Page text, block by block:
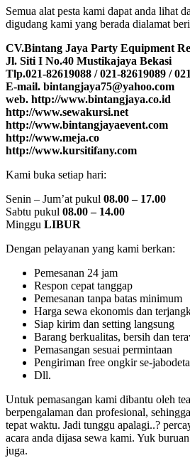
Semua alat pesta kami dapat anda lihat
digudang kami yang berada dialamat
CV.Bintang Jaya Party Equipment
Jl. Siti I No.40 Mustikajaya Bekasi
Tlp.021-82619088 / 021-82619089 /
E-mail. bintangjaya75@yahoo.com
web. http://www.bintangjaya.co.id
http://www.sewakursi.net
http://www.bintangjayaevent.com
http://www.meja.co
http://www.kursitifany.com
Kami buka setiap hari:
Senin – Jum’at pukul 08.00 – 17.00
Sabtu pukul 08.00 – 14.00
Minggu LIBUR
Dengan pelayanan yang kami berkan:
Pemesanan 24 jam
Respon cepat tanggap
Pemesanan tanpa batas minimum
Harga sewa ekonomis dan
Siap kirim dan setting langsung
Barang berkualitas, bersih dan
Pemasangan sesuai permintaan
Pengiriman free ongkir se-
Dll.
Untuk pemasangan kami dibantu oleh
berpengalaman dan profesional,
tepat waktu. Jadi tunggu apalagi..?
acara anda dijasa sewa kami. Yuk
juga.